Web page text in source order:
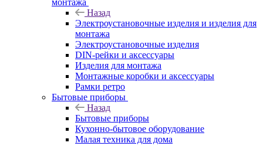
монтажа
Назад
Электроустановочные изделия и изделия для
монтажа
Электроустановочные изделия
DIN-рейки и аксессуары
Изделия для монтажа
Монтажные коробки и аксессуары
Рамки ретро
Бытовые приборы
Назад
Бытовые приборы
Кухонно-бытовое оборудование
Малая техника для дома